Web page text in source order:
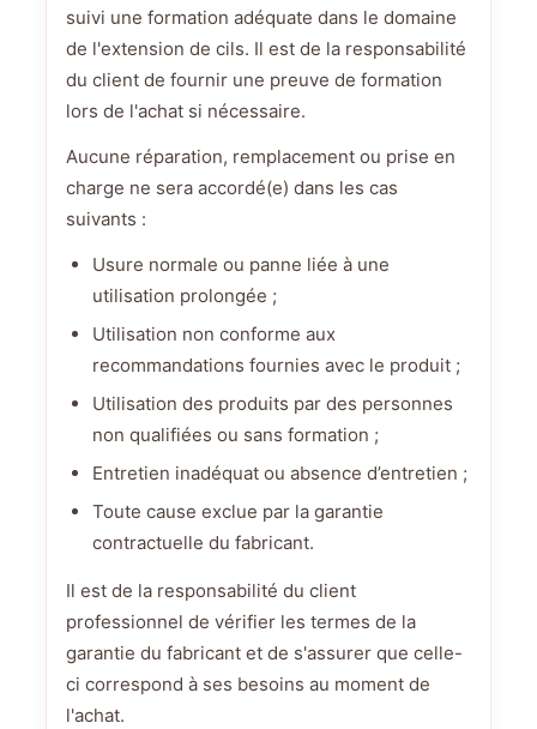
suivi une formation adéquate dans le domaine
de l'extension de cils. Il est de la responsabilité
du client de fournir une preuve de formation
lors de l'achat si nécessaire.
Aucune réparation, remplacement ou prise en
charge ne sera accordé(e) dans les cas
suivants :
Usure normale ou panne liée à une
utilisation prolongée ;
Utilisation non conforme aux
recommandations fournies avec le produit ;
Utilisation des produits par des personnes
non qualifiées ou sans formation ;
Entretien inadéquat ou absence d’entretien ;
Toute cause exclue par la garantie
contractuelle du fabricant.
Il est de la responsabilité du client
professionnel de vérifier les termes de la
garantie du fabricant et de s'assurer que celle-
ci correspond à ses besoins au moment de
l'achat.